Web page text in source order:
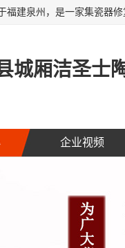
城厢洁圣士
企业视频